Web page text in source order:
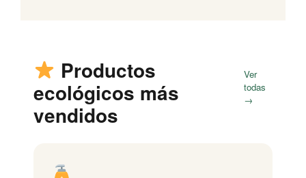
Productos
ecológicos más
vendidos
Ver
todas
→